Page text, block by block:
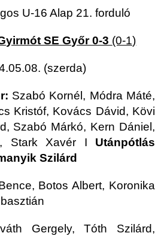
U-16 Alap 21. forduló
SE Győr 0-3 (0-1)
(szerda)
Szabó Kornél, Módra Máté,
Kristóf, Kovács Dávid, Kövi
Szabó Márkó, Kern Dániel,
Stark Xavér I Utánpótlás
Szilárd
Botos Albert, Koronika
Gergely, Tóth Szilárd,